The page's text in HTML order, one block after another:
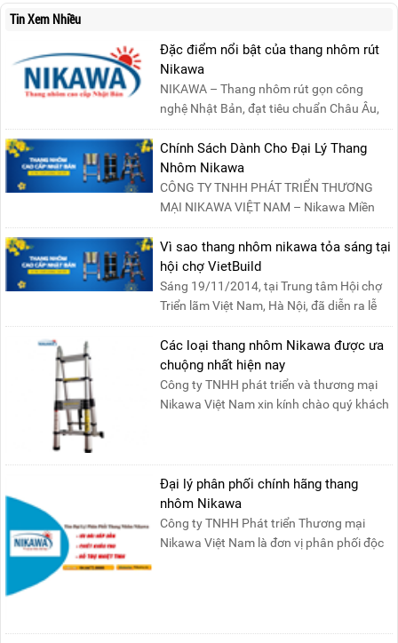
Tin Xem Nhiều
Đặc điểm nổi bật của thang nhôm rút
Nikawa
NIKAWA – Thang nhôm rút gọn công
nghệ Nhật Bản, đạt tiêu chuẩn Châu Âu,
đảm bảo sự an toàn tuy....
Chính Sách Dành Cho Đại Lý Thang
Nhôm Nikawa
CÔNG TY TNHH PHÁT TRIỂN THƯƠNG
MẠI NIKAWA VIỆT NAM – Nikawa Miền
Bắc: Số 19, Đường Trung ....
Vì sao thang nhôm nikawa tỏa sáng tại
hội chợ VietBuild
Sáng 19/11/2014, tại Trung tâm Hội chợ
Triển lãm Việt Nam, Hà Nội, đã diễn ra lễ
khai mạc “Triể....
Các loại thang nhôm Nikawa được ưa
chuộng nhất hiện nay
Công ty TNHH phát triển và thương mại
Nikawa Việt Nam xin kính chào quý khách
Đại lý phân phối chính hãng thang
nhôm Nikawa
Công ty TNHH Phát triển Thương mại
Nikawa Việt Nam là đơn vị phân phối độc